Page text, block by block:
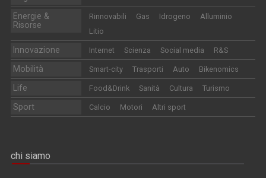
Energie &
Risorse
Rinnovabili Gas Idrogeno
Alluminio
Litio
Innovazione Internet Scienza Social media R&S
Mobilità Smart-city Trasporti Auto Bikenomics
Life Food&Drink Sanità Cultura Turismo
Sport Calcio Motori Altri sport
chi siamo